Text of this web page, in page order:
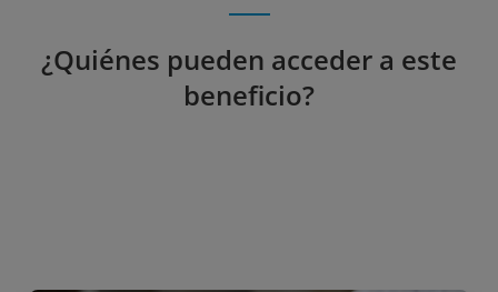
¿Quiénes pueden acceder a este
beneficio?